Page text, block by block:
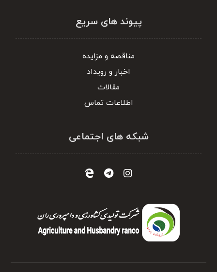
پیوند های سریع
مناقصه و مزایده
اخبار و رویداد
مقالات
اطلاعات تماس
شبکه های اجتماعی